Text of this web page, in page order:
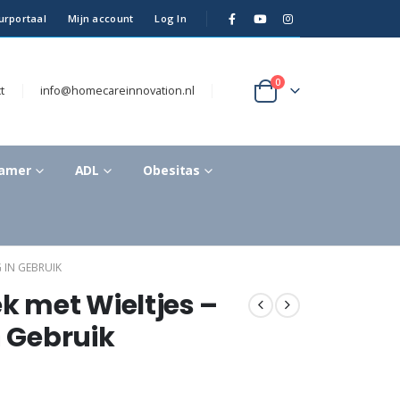
Mijn account Log In
info@homecareinnovation.nl
0
ADL Obesitas
IN GEBRUIK
met Wieltjes –
Gebruik